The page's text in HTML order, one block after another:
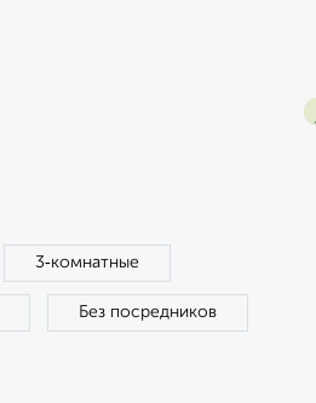
3‑комнатные
Без посредников